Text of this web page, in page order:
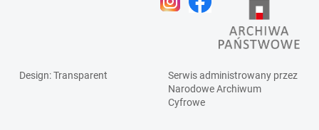
Design: Transparent
Serwis administrowany przez
Narodowe Archiwum
Cyfrowe